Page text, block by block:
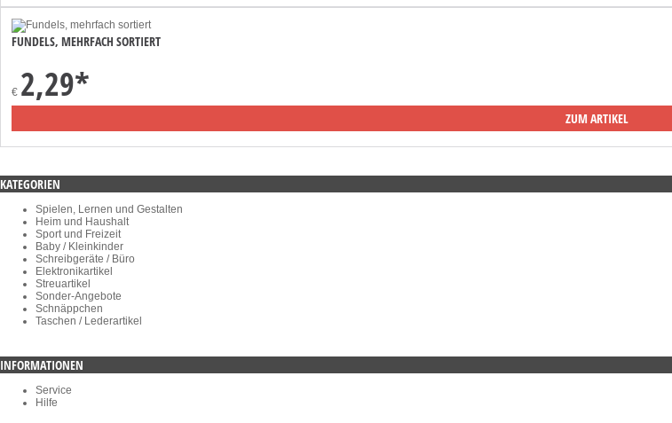
FUNDELS, MEHRFACH SORTIERT
€ 2,29*
ZUM ARTIKEL
KATEGORIEN
Spielen, Lernen und Gestalten
Heim und Haushalt
Sport und Freizeit
Baby / Kleinkinder
Schreibgeräte / Büro
Elektronikartikel
Streuartikel
Sonder-Angebote
Schnäppchen
Taschen / Lederartikel
INFORMATIONEN
Service
Hilfe